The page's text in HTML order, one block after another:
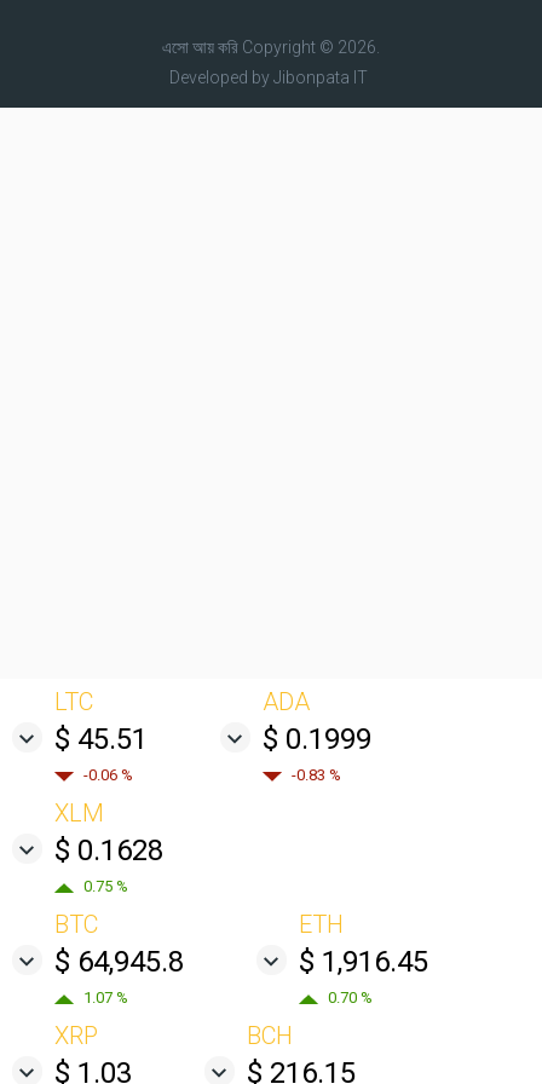
এসো আয় করিCopyright © 2026.
Developed byJibonpata IT
LTC
$ 45.51
-0.06 %
ADA
$ 0.1999
-0.83 %
XLM
$ 0.1628
0.75 %
BTC
$ 64,945.8
1.07 %
ETH
$ 1,916.45
0.70 %
XRP
$ 1.03
BCH
$ 216.15